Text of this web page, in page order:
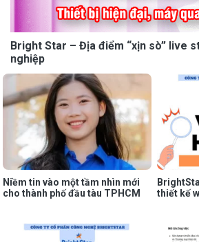
Bright Star – Địa điểm “xịn sò” live
nghiệp
Niềm tin vào một tầm nhìn mới
cho thành phố đầu tàu TPHCM
thiết kế